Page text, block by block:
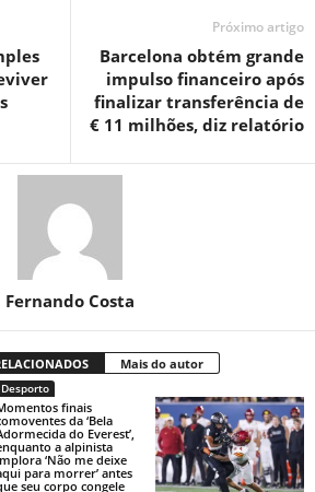
Próximo artigo
Barcelona obtém grande
impulso financeiro após
finalizar transferência de
€ 11 milhões, diz relatório
Fernando Costa
Mais do autor
Desporto
finais
da ‘Bela
do Everest’,
a alpinista
‘Não me deixe
para morrer’ antes
seu corpo congele